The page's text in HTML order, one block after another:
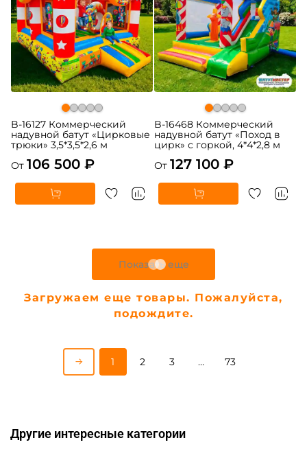
B-16127 Коммерческий
надувной батут «Цирковые
трюки» 3,5*3,5*2,6 м
От 106 500 ₽
B-16468 Коммерческий
надувной батут «Поход в
цирк» с горкой, 4*4*2,8 м
От 127 100 ₽
От 306 900 ₽
От 447 900 ₽